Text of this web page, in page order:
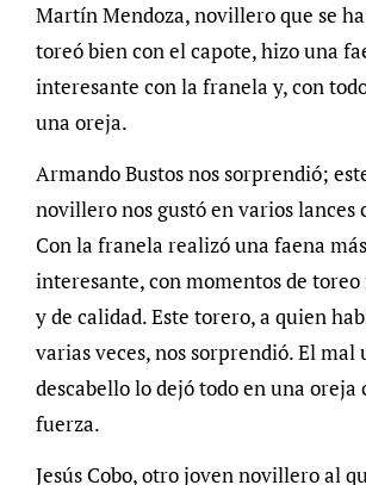
Martín Mendoza, novillero que se
toreó bien con el capote, hizo una
interesante con la franela y, con
una oreja.
Armando Bustos nos sorprendió;
novillero nos gustó en varios lances
Con la franela realizó una faena
interesante, con momentos de
y de calidad. Este torero, a quien
varias veces, nos sorprendió. El mal
descabello lo dejó todo en una oreja
fuerza.
Jesús Cobo, otro joven novillero al